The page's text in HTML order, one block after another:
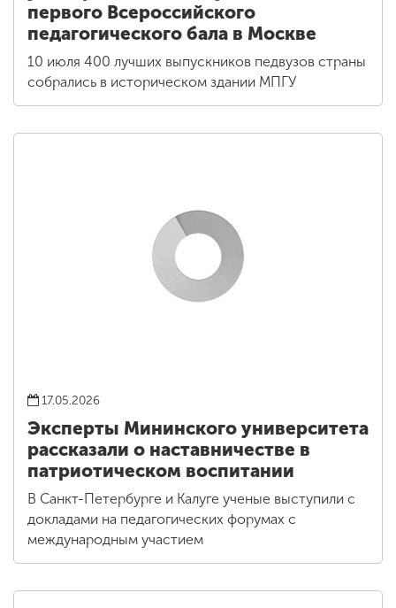
11.07.2026
Выпускницы Мининского
университета стали участницами
первого Всероссийского
педагогического бала в Москве
17.05.2026
Эксперты Мининского университета
рассказали о наставничестве в
патриотическом воспитании
В Санкт-Петербурге и Калуге ученые выступили с